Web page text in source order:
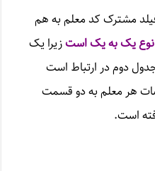
مشترک کد معلم به هم
نوع یک به یک استزیرا یک
دوم در ارتباط است
هر معلم به دو قسمت
است.